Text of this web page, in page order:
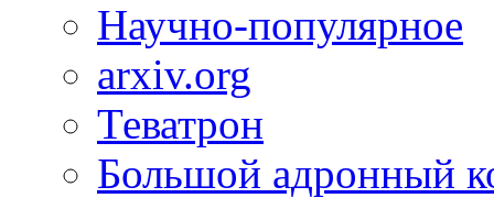
Научно-популярное
arxiv.org
Теватрон
Большой адронный